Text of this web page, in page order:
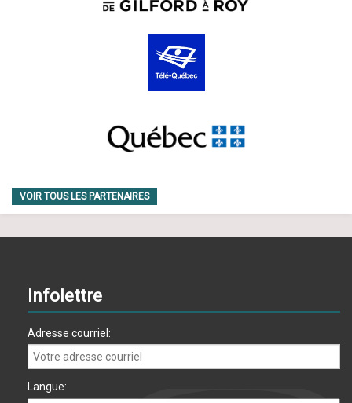
VOIR TOUS LES PARTENAIRES
Infolettre
Adresse courriel:
Langue: